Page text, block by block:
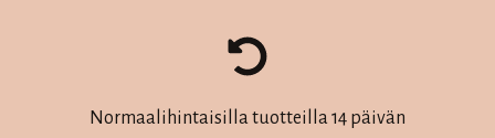
Normaalihintaisilla tuotteilla 14 päivän